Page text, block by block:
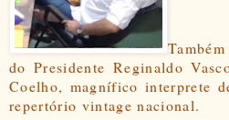
do Presidente Reginaldo
Coelho, magnífico interprete
repertório vintage nacional.